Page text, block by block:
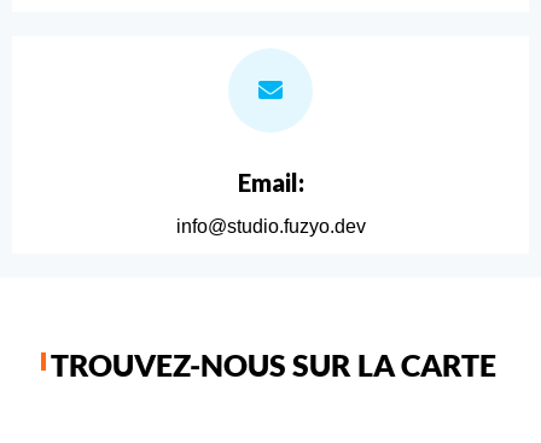
Email:
info@studio.fuzyo.dev
TROUVEZ-NOUS SUR LA CARTE